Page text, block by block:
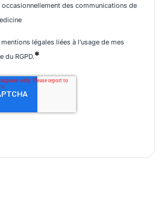
des communications de
légales liées à l'usage de mes
du RGPD.*